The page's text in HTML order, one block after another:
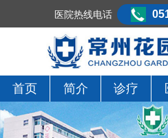
首页 简介 诊疗
医院热线电话